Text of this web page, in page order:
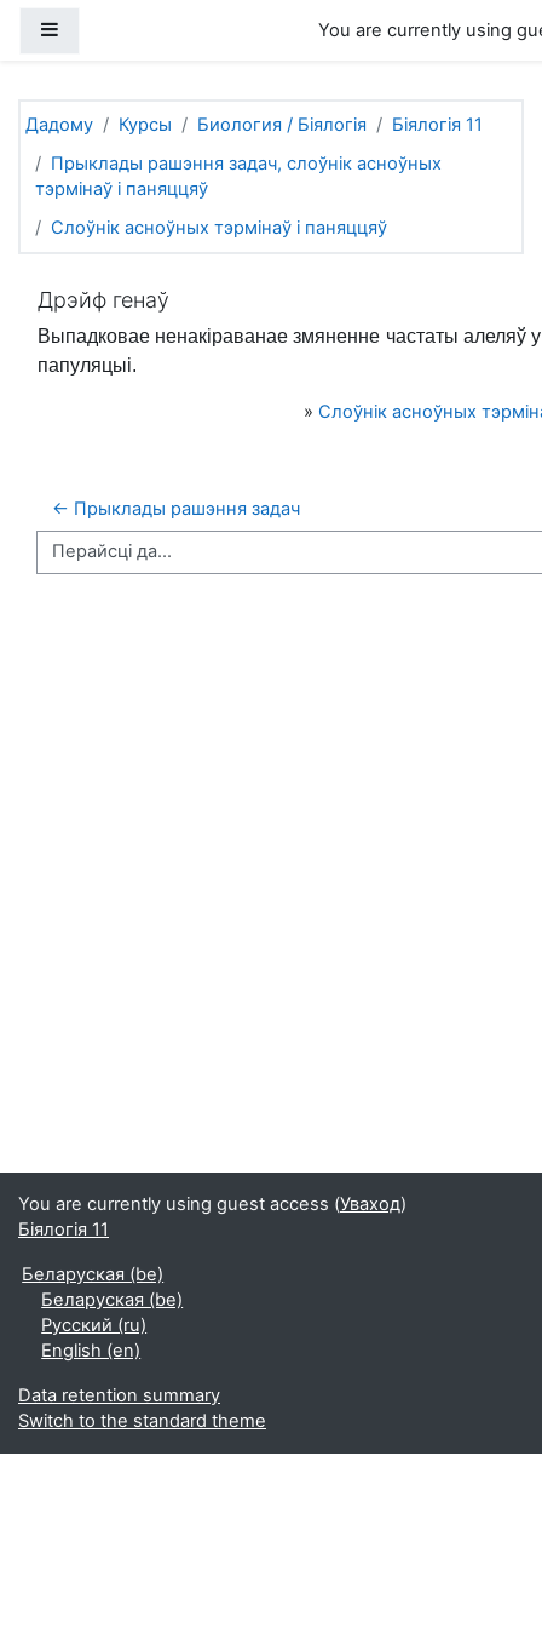
You are currently using
Дадому Курсы Биология / Біялогія
Біялогія 11
Прыклады рашэння задач, слоўнік асноўных
тэрмінаў і паняццяў
Слоўнік асноўных тэрмінаў і паняццяў
Дрэйф генаў
Выпадковае ненакіраванае змяненне частаты алеляў
папуляцыі.
» Слоўнік асноўных
← Прыклады рашэння задач
Перайсці да...
You are currently using guest access (Уваход)
Біялогія 11
Беларуская ‎(be)‎
Беларуская ‎(be)‎
Русский ‎(ru)‎
English ‎(en)‎
Data retention summary
Switch to the standard theme